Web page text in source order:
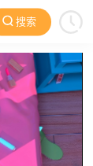
搜索
漫 动漫电影